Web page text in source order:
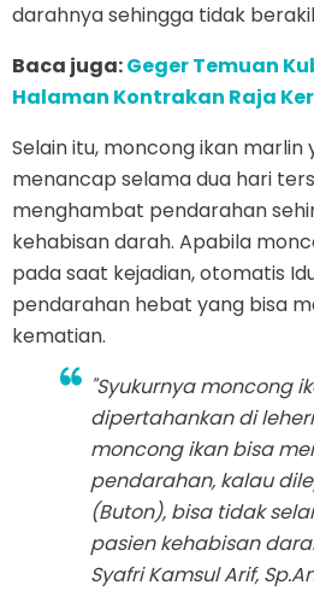
darahnya sehingga tidak
Baca juga:Geger Temuan
Halaman Kontrakan Raja
Selain itu, moncong ikan marlin
menancap selama dua hari
menghambat pendarahan
kehabisan darah. Apabila
pada saat kejadian, otomatis
pendarahan hebat yang bisa
kematian.
"Syukurnya moncong
dipertahankan di
moncong ikan bisa
pendarahan, kalau
(Buton), bisa tidak
pasien kehabisan
Syafri Kamsul Arif,